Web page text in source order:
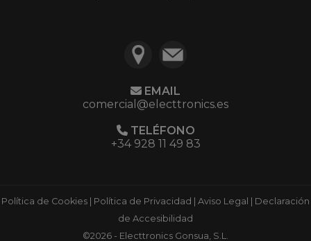
EMAIL
comercial@electtronics.es
TELÉFONO
+34 928 11 49 83
Política de Cookies Política de Privacidad Aviso Legal
Declaración
de Accesibilidad
©2026 - Electtronics Gonsua, S.L.